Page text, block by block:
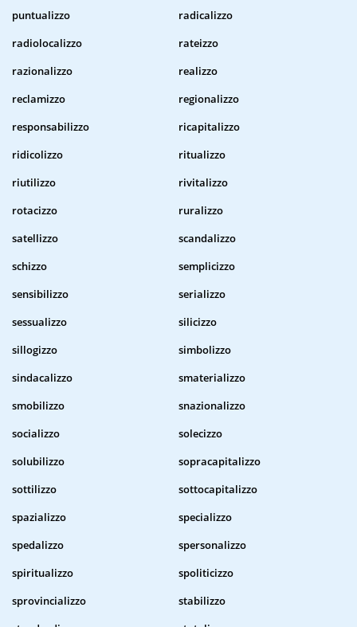
puntualizzo
radicalizzo
radiolocalizzo
rateizzo
razionalizzo
realizzo
reclamizzo
regionalizzo
responsabilizzo
ricapitalizzo
ridicolizzo
ritualizzo
riutilizzo
rivitalizzo
rotacizzo
ruralizzo
satellizzo
scandalizzo
schizzo
semplicizzo
sensibilizzo
serializzo
sessualizzo
silicizzo
sillogizzo
simbolizzo
sindacalizzo
smaterializzo
smobilizzo
snazionalizzo
socializzo
solecizzo
solubilizzo
sopracapitalizzo
sottilizzo
sottocapitalizzo
spazializzo
specializzo
spedalizzo
spersonalizzo
spiritualizzo
spoliticizzo
sprovincializzo
stabilizzo